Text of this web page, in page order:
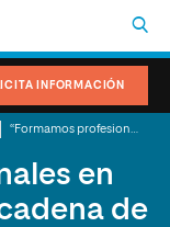
INFORMACIÓN
en
de